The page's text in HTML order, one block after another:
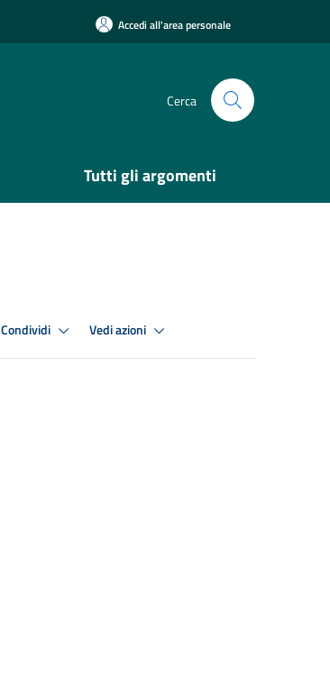
Accedi all'area personale
Cerca
Tutti gli argomenti
Condividi Vedi azioni